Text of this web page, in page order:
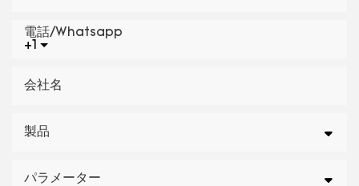
+1
電話/whatsapp
会社名
製品
パラメーター